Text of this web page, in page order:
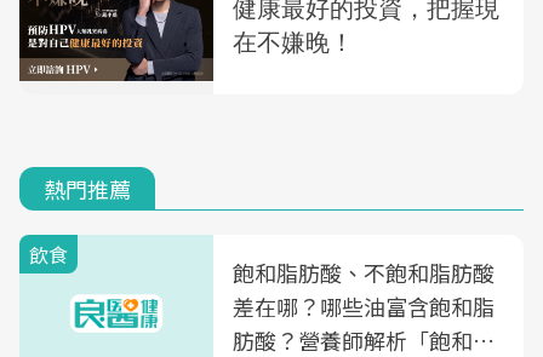
熱門推薦
飲食
飽和脂肪酸、不飽和脂肪酸
差在哪？哪些油富含飽和脂
肪酸？營養師解析「飽和脂